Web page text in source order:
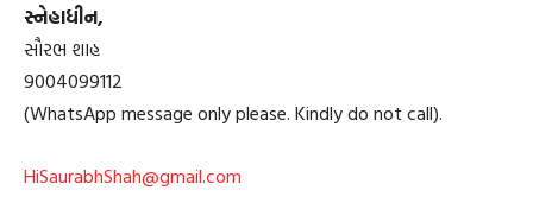
સ્નેહાધીન,
સૌરભ શાહ
9004099112
(WhatsApp message only please. Kindly do not call).
HiSaurabhShah@gmail.com